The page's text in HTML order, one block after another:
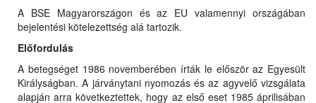
A BSE Magyarországon és az EU valamennyi országában
bejelentési kötelezettség alá tartozik.
Előfordulás
A betegséget 1986 novemberében írták le először az Egyesült
Királyságban. A járványtani nyomozás és az agyvelő vizsgálata
alapján arra következtettek, hogy az első eset 1985 áprilisában